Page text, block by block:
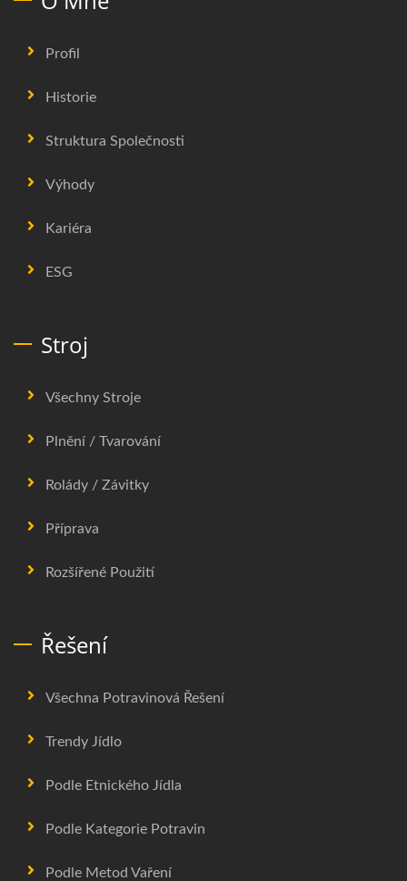
Profil
Historie
Struktura Společnosti
Výhody
Kariéra
ESG
Stroj
Všechny Stroje
Plnění / Tvarování
Rolády / Závitky
Příprava
Rozšířené Použití
Řešení
Všechna Potravinová Řešení
Trendy Jídlo
Podle Etnického Jídla
Podle Kategorie Potravin
Podle Metod Vaření